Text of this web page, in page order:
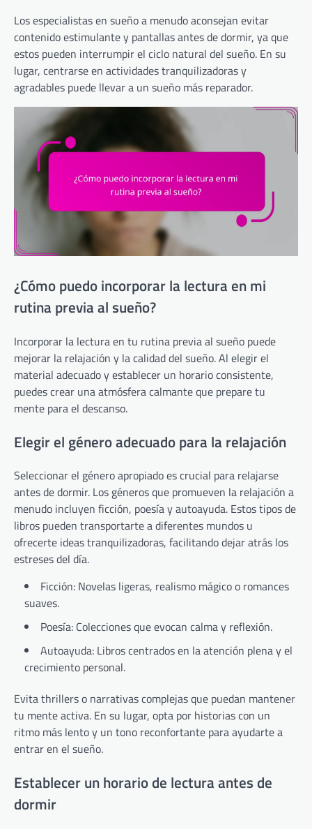
Los especialistas en sueño a menudo aconsejan evitar
contenido estimulante y pantallas antes de dormir, ya que
estos pueden interrumpir el ciclo natural del sueño. En su
lugar, centrarse en actividades tranquilizadoras y
agradables puede llevar a un sueño más reparador.
¿Cómo puedo incorporar la lectura en mi
rutina previa al sueño?
Incorporar la lectura en tu rutina previa al sueño puede
mejorar la relajación y la calidad del sueño. Al elegir el
material adecuado y establecer un horario consistente,
puedes crear una atmósfera calmante que prepare tu
mente para el descanso.
Elegir el género adecuado para la relajación
Seleccionar el género apropiado es crucial para relajarse
antes de dormir. Los géneros que promueven la relajación a
menudo incluyen ficción, poesía y autoayuda. Estos tipos de
libros pueden transportarte a diferentes mundos u
ofrecerte ideas tranquilizadoras, facilitando dejar atrás los
estreses del día.
Ficción: Novelas ligeras, realismo mágico o romances
suaves.
Poesía: Colecciones que evocan calma y reflexión.
Autoayuda: Libros centrados en la atención plena y el
crecimiento personal.
Evita thrillers o narrativas complejas que puedan mantener
tu mente activa. En su lugar, opta por historias con un
ritmo más lento y un tono reconfortante para ayudarte a
entrar en el sueño.
Establecer un horario de lectura antes de
dormir